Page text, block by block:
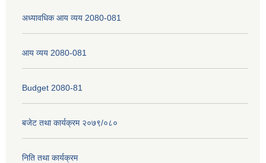
अध्यावधिक आय व्यय 2080-081
आय व्यय 2080-081
Budget 2080-81
बजेट तथा कार्यक्रम २०७९/०८०
निति तथा कार्यक्रम